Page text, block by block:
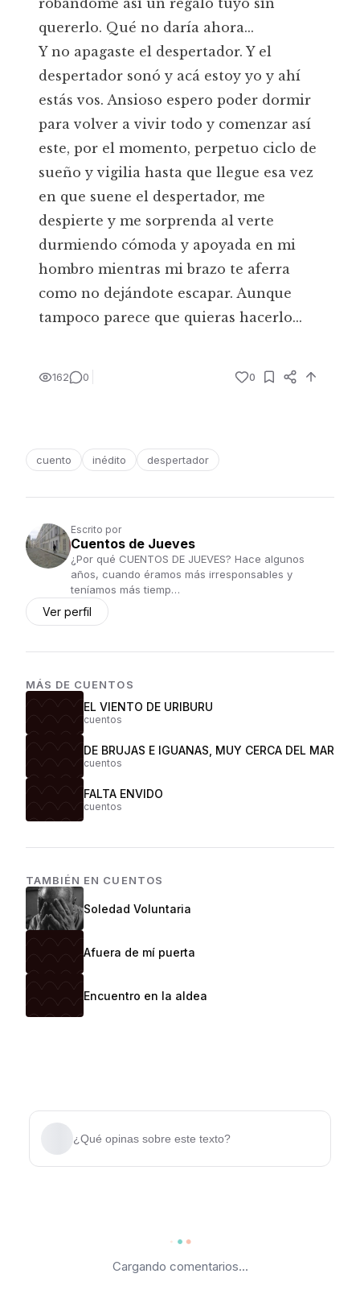
robándome así un regalo tuyo sin
quererlo. Qué no daría ahora...
Y no apagaste el despertador. Y el
despertador sonó y acá estoy yo y ahí
estás vos. Ansioso espero poder dormir
para volver a vivir todo y comenzar así
este, por el momento, perpetuo ciclo de
sueño y vigilia hasta que llegue esa vez
en que suene el despertador, me
despierte y me sorprenda al verte
durmiendo cómoda y apoyada en mi
hombro mientras mi brazo te aferra
como no dejándote escapar. Aunque
tampoco parece que quieras hacerlo...
162 0 0
cuento inédito despertador
Escrito por
Cuentos de Jueves
¿Por qué CUENTOS DE JUEVES? Hace algunos
años, cuando éramos más irresponsables y
teníamos más tiemp…
Ver perfil
MÁS DE CUENTOS
EL VIENTO DE URIBURU
cuentos
DE BRUJAS E IGUANAS, MUY CERCA DEL MAR
cuentos
FALTA ENVIDO
cuentos
TAMBIÉN EN CUENTOS
Soledad Voluntaria
Afuera de mí puerta
Encuentro en la aldea
¿Qué opinas sobre este texto?
Cargando comentarios...